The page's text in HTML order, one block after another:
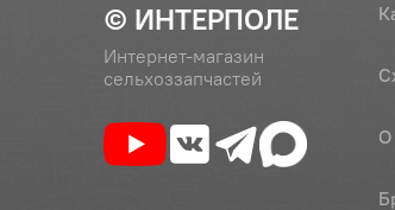
© ИНТЕРПОЛЕ
Интернет-магазин
сельхоззапчастей
О